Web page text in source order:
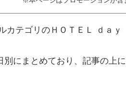
カテゴリのＨＯＴＥＬ ｄａ
にまとめており、記事の上